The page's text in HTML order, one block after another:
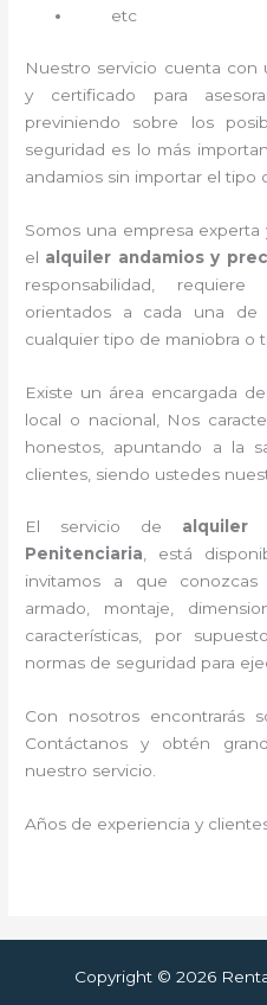
etc
Nuestro servicio cuenta
y certificado para
previniendo sobre los
seguridad es lo más
andamios sin importar el tipo
Somos una empresa
el alquiler andamios y
responsabilidad,
orientados a cada una de
cualquier tipo de maniobra o
Existe un área encargada
local o nacional, Nos
honestos, apuntando a la
clientes, siendo ustedes
El servicio de
Penitenciaria, está
invitamos a que
armado, montaje,
características, por
normas de seguridad para
Con nosotros encontrarás
Contáctanos y obtén
nuestro servicio.
Años de experiencia y
Copyright © 2026